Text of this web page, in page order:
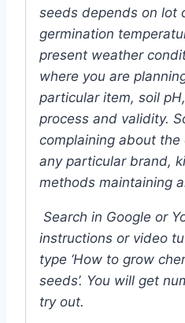
seeds depends on lot
germination
present weather
where you are
particular item, soil
process and validity.
complaining about
any particular brand,
methods maintaining
Search in Google or
instructions or video
type ‘How to grow
seeds’. You will get
try out.